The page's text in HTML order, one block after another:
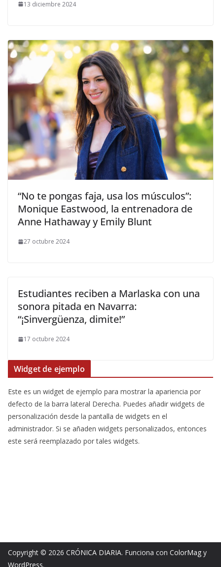
13 diciembre 2024
​“No te pongas faja, usa los músculos”:
Monique Eastwood, la entrenadora de
Anne Hathaway y Emily Blunt
27 octubre 2024
Estudiantes reciben a Marlaska con una
sonora pitada en Navarra:
“¡Sinvergüenza, dimite!”
17 octubre 2024
Widget de ejemplo
Este es un widget de ejemplo para mostrar la apariencia por
defecto de la barra lateral Derecha. Puedes añadir widgets de
personalización desde la pantalla de widgets en el
administrador. Si se añaden widgets personalizados, entonces
este será reemplazado por tales widgets.
Copyright © 2026 CRÓNICA DIARIA. Funciona con ColorMag y
WordPress.